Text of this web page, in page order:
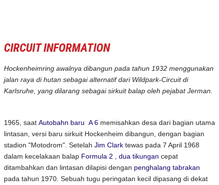
CIRCUIT INFORMATION
Hockenheimring awalnya dibangun pada tahun 1932 menggunakan
jalan raya di hutan sebagai alternatif dari Wildpark-Circuit di
Karlsruhe, yang dilarang sebagai sirkuit balap oleh pejabat Jerman.
1965, saat Autobahn baru A 6 memisahkan desa dari bagian utama
lintasan, versi baru sirkuit Hockenheim dibangun, dengan bagian
stadion "Motodrom". Setelah Jim Clark tewas pada 7 April 1968
dalam kecelakaan balap Formula 2 , dua tikungan cepat
ditambahkan dan lintasan dilapisi dengan penghalang tabrakan
pada tahun 1970. Sebuah tugu peringatan kecil dipasang di dekat